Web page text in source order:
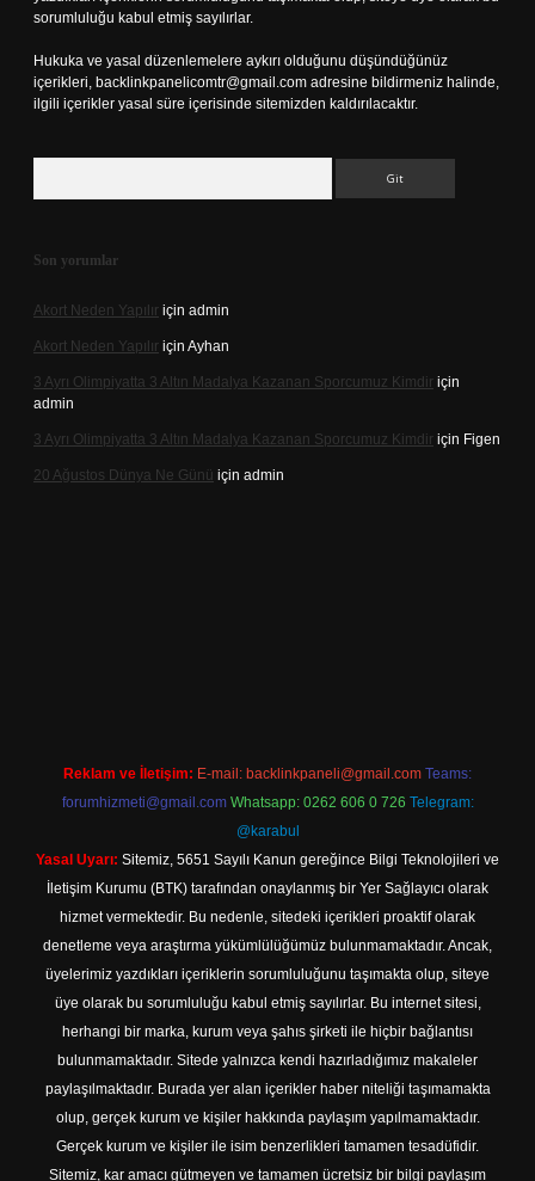
sorumluluğu kabul etmiş sayılırlar.
Hukuka ve yasal düzenlemelere aykırı olduğunu düşündüğünüz
içerikleri, backlinkpanelicomtr@gmail.com adresine bildirmeniz halinde,
ilgili içerikler yasal süre içerisinde sitemizden kaldırılacaktır.
Son yorumlar
Akort Neden Yapılır için admin
Akort Neden Yapılır için Ayhan
3 Ayrı Olimpiyatta 3 Altın Madalya Kazanan Sporcumuz Kimdir için
admin
3 Ayrı Olimpiyatta 3 Altın Madalya Kazanan Sporcumuz Kimdir için Figen
20 Ağustos Dünya Ne Günü için admin
Reklam ve İletişim: E-mail: backlinkpaneli@gmail.com Teams:
forumhizmeti@gmail.com Whatsapp: 0262 606 0 726 Telegram:
@karabul
Yasal Uyarı: Sitemiz, 5651 Sayılı Kanun gereğince Bilgi Teknolojileri ve
İletişim Kurumu (BTK) tarafından onaylanmış bir Yer Sağlayıcı olarak
hizmet vermektedir. Bu nedenle, sitedeki içerikleri proaktif olarak
denetleme veya araştırma yükümlülüğümüz bulunmamaktadır. Ancak,
üyelerimiz yazdıkları içeriklerin sorumluluğunu taşımakta olup, siteye
üye olarak bu sorumluluğu kabul etmiş sayılırlar. Bu internet sitesi,
herhangi bir marka, kurum veya şahıs şirketi ile hiçbir bağlantısı
bulunmamaktadır. Sitede yalnızca kendi hazırladığımız makaleler
paylaşılmaktadır. Burada yer alan içerikler haber niteliği taşımamakta
olup, gerçek kurum ve kişiler hakkında paylaşım yapılmamaktadır.
Gerçek kurum ve kişiler ile isim benzerlikleri tamamen tesadüfidir.
Sitemiz, kar amacı gütmeyen ve tamamen ücretsiz bir bilgi paylaşım